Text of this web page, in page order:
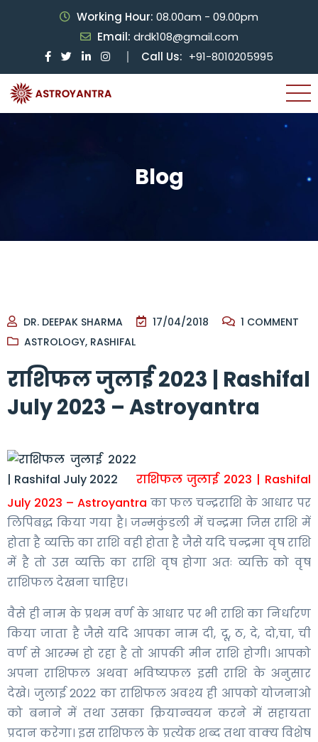
Working Hour: 08.00am - 09.00pm
Email: drdk108@gmail.com
Call Us: +91-8010205995
Blog
DR. DEEPAK SHARMA 17/04/2018 1 COMMENT
ASTROLOGY, RASHIFAL
राशिफल जुलाई 2023 | Rashifal
July 2023 – Astroyantra
राशिफल जुलाई 2023 | Rashifal
July 2023 – Astroyantra का फल चन्द्रराशि के आधार पर
लिपिबद्ध किया गया है। जन्मकुंडली में चन्द्रमा जिस राशि में
होता है व्यक्ति का राशि वही होता है जैसे यदि चन्द्रमा वृष राशि
में है तो उस व्यक्ति का राशि वृष होगा अतः व्यक्ति को वृष
राशिफल देखना चाहिए।
वैसे ही नाम के प्रथम वर्ण के आधार पर भी राशि का निर्धारण
किया जाता है जैसे यदि आपका नाम दी, दू, ठ, दे, दो,चा, ची
वर्ण से आरम्भ हो रहा है तो आपकी मीन राशि होगी। आपको
अपना राशिफल अथवा भविष्यफल इसी राशि के अनुसार
देखे। जुलाई 2022 का राशिफल अवश्य ही आपको योजनाओ
को बनाने में तथा उसका क्रियान्वयन करने में सहायता
प्रदान करेगा। इस राशिफल के प्रत्येक शब्द तथा वाक्य विशेष